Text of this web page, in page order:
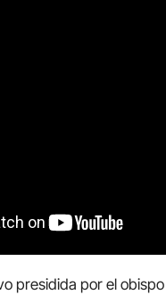
presidida por el